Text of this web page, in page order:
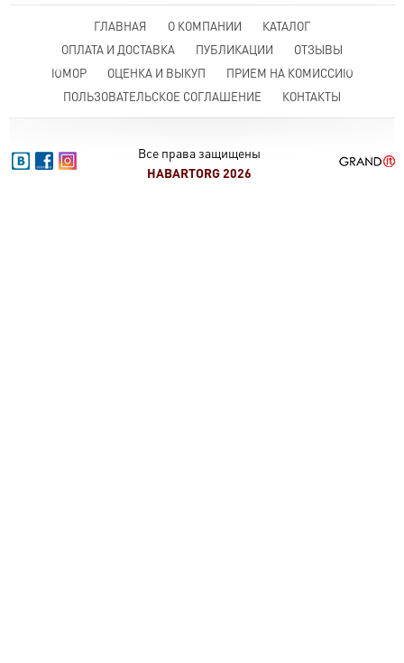
ГЛАВНАЯ О КОМПАНИИ
КАТАЛОГ
ОПЛАТА И ДОСТАВКА
ПУБЛИКАЦИИ
ОТЗЫВЫ
ЮМОР
ОЦЕНКА И ВЫКУП
ПРИЕМ НА КОМИССИЮ
ПОЛЬЗОВАТЕЛЬСКОЕ СОГЛАШЕНИЕ
КОНТАКТЫ
Все права защищены
HABARTORG 2026